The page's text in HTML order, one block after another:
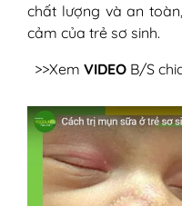
chất lượng và an
cảm của trẻ sơ sinh.
>>Xem VIDEO B/S